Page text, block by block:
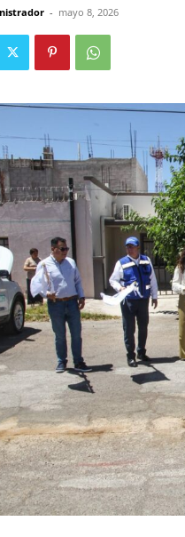
- mayo 8, 2026